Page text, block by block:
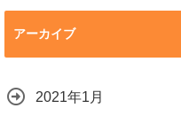
アーカイブ
2021年1月